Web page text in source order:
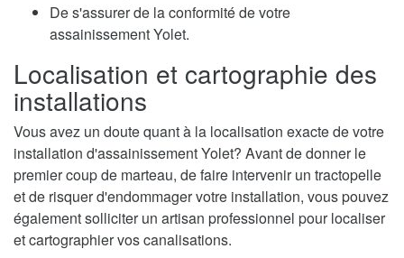
De s'assurer de la conformité de votre
assainissement Yolet.
Localisation et cartographie des
installations
Vous avez un doute quant à la localisation exacte de votre
installation d'assainissement Yolet? Avant de donner le
premier coup de marteau, de faire intervenir un tractopelle
et de risquer d'endommager votre installation, vous pouvez
également solliciter un artisan professionnel pour localiser
et cartographier vos canalisations.